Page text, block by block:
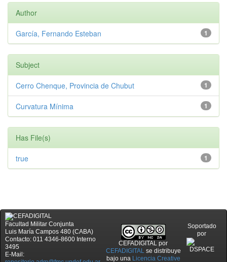
Author
1
García, Fernando Esteban
Subject
1
Cerro Chenque, Provincia de Chubut
1
Curvatura Mínima
Has File(s)
1
true
Facultad Militar Conjunta
Luis María Campos 480 (CABA)
Contacto: 011 4346-8600 Interno
3495
E-Mail:
CEFADIGITAL por
CEFADIGITALse distribuye
bajo una Licencia Creative
Soportado
por